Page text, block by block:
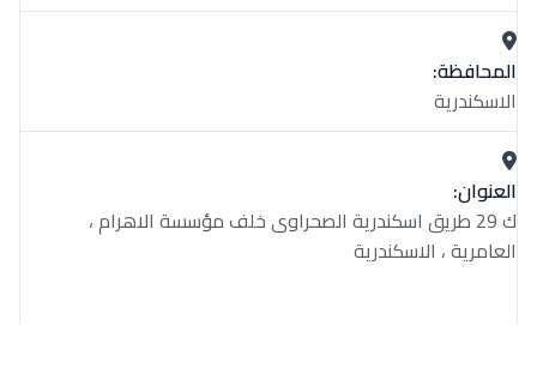
المحافظة:
الاسكندرية
العنوان:
ك 29 طريق اسكندرية الصحراوى خلف مؤسسة الاهرام ،
العامرية ، الاسكندرية